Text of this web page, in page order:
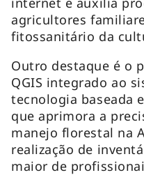
agricultores
fitossanitário da
Outro destaque é o
QGIS integrado ao
tecnologia baseada
que aprimora a
manejo florestal na
realização de
maior de